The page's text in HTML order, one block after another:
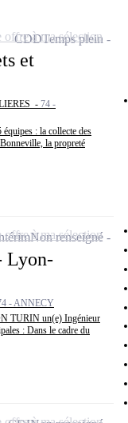
et
- 74 -
: la collecte des
la propreté
CDDTemps plein
offre à ma sélection
Lyon-
- ANNECY
TURIN un(e) Ingénieur
: Dans le cadre du
Non renseigné
offre à ma sélection